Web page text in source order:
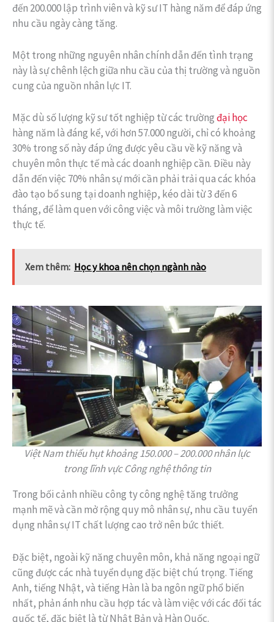
đến 200.000 lập trình viên và kỹ sư IT hàng năm để đáp ứng
nhu cầu ngày càng tăng.
Một trong những nguyên nhân chính dẫn đến tình trạng
này là sự chênh lệch giữa nhu cầu của thị trường và nguồn
cung của nguồn nhân lực IT.
Mặc dù số lượng kỹ sư tốt nghiệp từ các trườngđại học
hàng năm là đáng kể, với hơn 57.000 người, chỉ có khoảng
30% trong số này đáp ứng được yêu cầu về kỹ năng và
chuyên môn thực tế mà các doanh nghiệp cần. Điều này
dẫn đến việc 70% nhân sự mới cần phải trải qua các khóa
đào tạo bổ sung tại doanh nghiệp, kéo dài từ 3 đến 6
tháng, để làm quen với công việc và môi trường làm việc
thực tế.
Xem thêm: Học y khoa nên chọn ngành nào
Việt Nam thiếu hụt khoảng 150.000 – 200.000 nhân lực
trong lĩnh vực Công nghệ thông tin
Trong bối cảnh nhiều công ty công nghệ tăng trưởng
mạnh mẽ và cần mở rộng quy mô nhân sự, nhu cầu tuyển
dụng nhân sự IT chất lượng cao trở nên bức thiết.
Đặc biệt, ngoài kỹ năng chuyên môn, khả năng ngoại ngữ
cũng được các nhà tuyển dụng đặc biệt chú trọng. Tiếng
Anh, tiếng Nhật, và tiếng Hàn là ba ngôn ngữ phổ biến
nhất, phản ánh nhu cầu hợp tác và làm việc với các đối tác
quốc tế, đặc biệt là từ Nhật Bản và Hàn Quốc.